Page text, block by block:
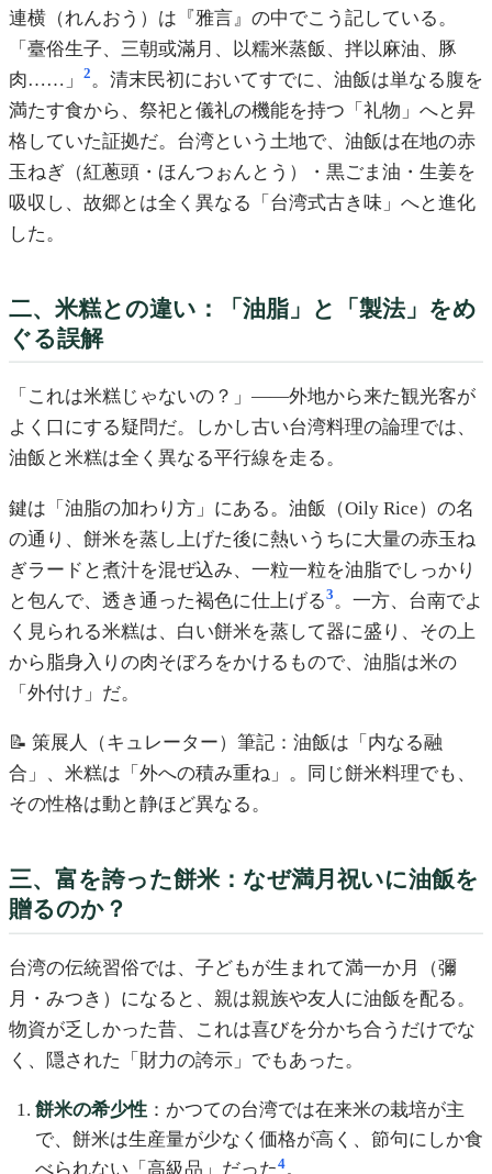
連横（れんおう）は『雅言』の中でこう記している。
「臺俗生子、三朝或滿月、以糯米蒸飯、拌以麻油、豚
肉……」
2。清末民初においてすでに、油飯は単なる腹を
満たす食から、祭祀と儀礼の機能を持つ「礼物」へと昇
格していた証拠だ。台湾という土地で、油飯は在地の赤
玉ねぎ（紅蔥頭・ほんつぉんとう）・黒ごま油・生姜を
吸収し、故郷とは全く異なる「台湾式古き味」へと進化
した。
二、米糕との違い：「油脂」と「製法」をめ
ぐる誤解
「これは米糕じゃないの？」——外地から来た観光客が
よく口にする疑問だ。しかし古い台湾料理の論理では、
油飯と米糕は全く異なる平行線を走る。
鍵は「油脂の加わり方」にある。油飯（Oily Rice）の名
の通り、餅米を蒸し上げた後に熱いうちに大量の赤玉ね
ぎラードと煮汁を混ぜ込み、一粒一粒を油脂でしっかり
と包んで、透き通った褐色に仕上げる3 。一方、台南でよ
く見られる米糕は、白い餅米を蒸して器に盛り、その上
から脂身入りの肉そぼろをかけるもので、油脂は米の
「外付け」だ。
📝 策展人（キュレーター）筆記：油飯は「内なる融
合」、米糕は「外への積み重ね」。同じ餅米料理でも、
その性格は動と静ほど異なる。
三、富を誇った餅米：なぜ満月祝いに油飯を
贈るのか？
台湾の伝統習俗では、子どもが生まれて満一か月（彌
月・みつき）になると、親は親族や友人に油飯を配る。
物資が乏しかった昔、これは喜びを分かち合うだけでな
く、隠された「財力の誇示」でもあった。
餅米の希少性 ：かつての台湾では在来米の栽培が主
で、餅米は生産量が少なく価格が高く、節句にしか食
べられない「高級品」だった4。